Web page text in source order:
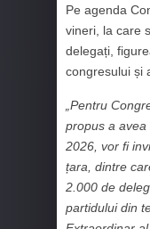
Pe agenda
vineri, la care
delegați,
congresului și
„Pentru
propus a
2026, vor fi
țara, dintre
2.000 de
partidului din